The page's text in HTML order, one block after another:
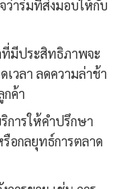
ว่าร่มที่ส่งมอบให้กับ
ที่มีประสิทธิภาพจะ
วลา ลดความล่าช้า
ค้า
การให้คำปรึกษา
อกลยุทธ์การตลาด